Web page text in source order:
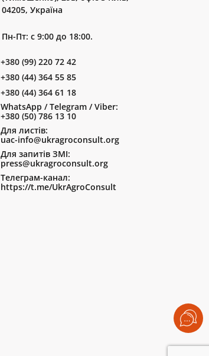
04205, Україна
Пн-Пт: с 9:00 до 18:00.
+380 (99) 220 72 42
+380 (44) 364 55 85
+380 (44) 364 61 18
WhatsApp / Telegram / Viber:
+380 (50) 786 13 10
Для листів:
uac-info@ukragroconsult.org
Для запитів ЗМІ:
press@ukragroconsult.org
Телеграм-канал:
https://t.me/UkrAgroConsult